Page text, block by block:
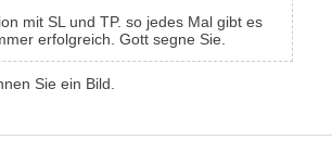
mit SL und TP. so jedes Mal gibt es
erfolgreich. Gott segne Sie.
Sie ein Bild.